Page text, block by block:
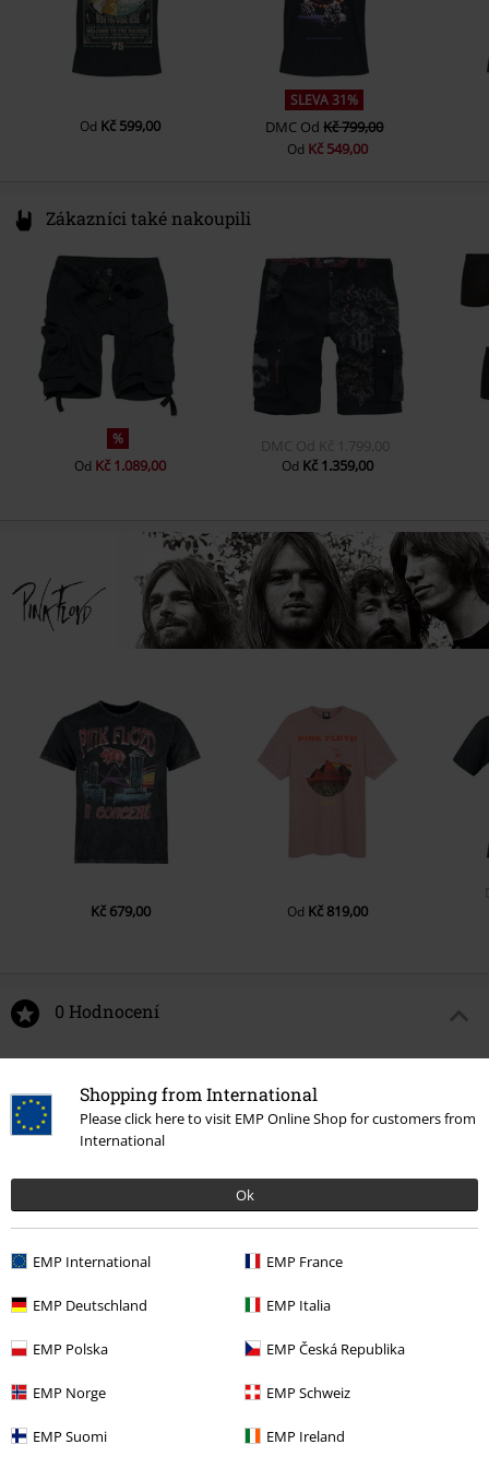
Shopping from International
Please click here to visit EMP Online Shop for customers from
International
Ok
EMP International EMP France
EMP Deutschland EMP Italia
EMP Polska EMP Česká Republika
EMP Norge EMP Schweiz
EMP Suomi EMP Ireland
Od Kč 599,00
SLEVA 31%
DMC OdKč 799,00
Od Kč 549,00
Zákazníci také nakoupili
%
Od Kč 1.089,00
DMC Od Kč 1.799,00
Od Kč 1.359,00
Kč 679,00 Od Kč 819,00
0 Hodnocení
Napsat hodnocení
Naposledy navštívené